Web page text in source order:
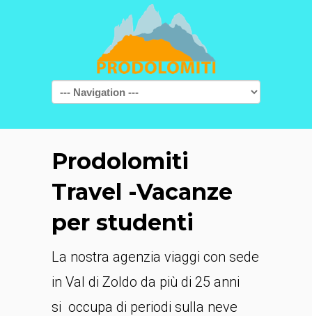
Navigation
Prodolomiti
Travel -Vacanze
per studenti
La nostra agenzia viaggi con sede
in Val di Zoldo da più di 25 anni
si occupa di periodi sulla neve